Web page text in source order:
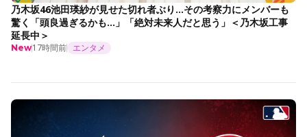
乃木坂46池田瑛紗が見せた切れ者ぶり…その考察力にメンバーも
驚く「頭良過ぎるかも…」「絶対未来人だと思う」＜乃木坂工事
延長中＞
New17時間前 エンタメ